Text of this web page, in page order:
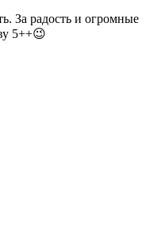
За радость и огромные
5++😉